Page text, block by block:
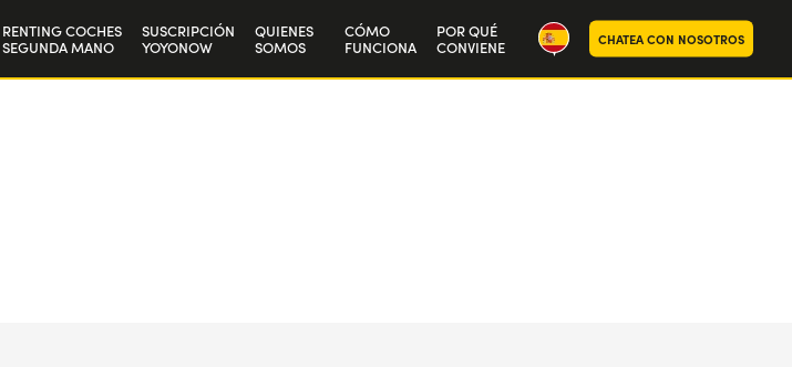
RENTING COCHES
SEGUNDA MANO
SUSCRIPCIÓN
YOYONOW
QUIENES
SOMOS
CÓMO
FUNCIONA
POR QUÉ
CONVIENE CHATEA CON NOSOTROS